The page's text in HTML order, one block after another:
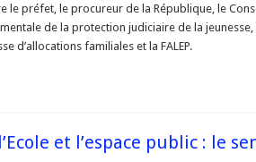
Corse-
du-
le préfet, le procureur de la République, le
de la protection judiciaire de la
d’allocations familiales et la FALEP.
et l’espace public : le